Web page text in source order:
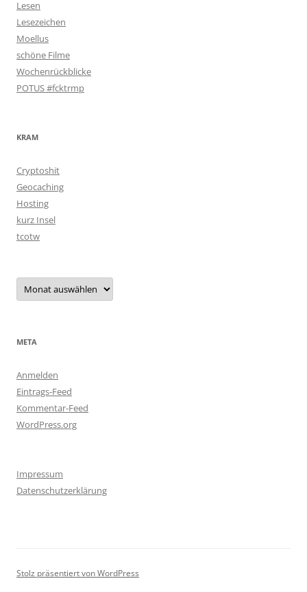
Lesen
Lesezeichen
Moellus
schöne Filme
Wochenrückblicke
POTUS #fcktrmp
KRAM
Cryptoshit
Geocaching
Hosting
kurz Insel
tcotw
Archiv
META
Anmelden
Eintrags-Feed
Kommentar-Feed
WordPress.org
Impressum
Datenschutzerklärung
Stolz präsentiert von WordPress